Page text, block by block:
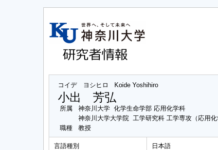
コイデ ヨシヒロ Koide Yoshihiro
小出 芳弘
所属
神奈川大学 化学生命学部 応用化学科
神奈川大学大学院 工学研究科 工学専攻（応用
職種
教授
言語種別 日本語